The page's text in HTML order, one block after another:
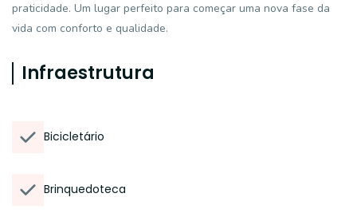
praticidade. Um lugar perfeito para começar uma nova fase da
vida com conforto e qualidade.
Infraestrutura
Bicicletário
Brinquedoteca